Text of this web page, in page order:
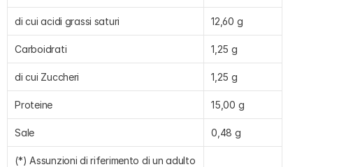
di cui acidi grassi saturi 12,60 g
Carboidrati 1,25 g
di cui Zuccheri 1,25 g
Proteine 15,00 g
Sale 0,48 g
(*) Assunzioni di riferimento di un adulto